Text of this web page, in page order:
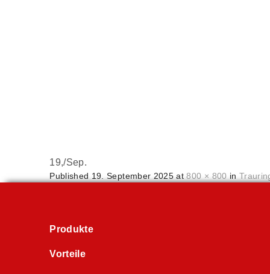
19,/Sep.
Published 19. September 2025 at800 × 800 in
Produkte
Vorteile